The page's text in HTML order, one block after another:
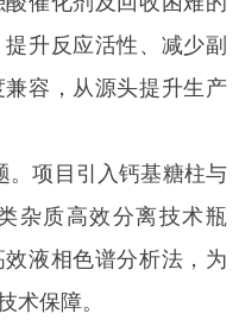
升反应活性、减少副
容，从源头提升生产
。项目引入钙基糖柱与
杂质高效分离技术瓶
液相色谱分析法，为
术保障。